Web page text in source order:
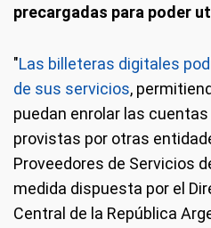
precargadas para poder
"Las billeteras digitales
de sus servicios,
puedan enrolar las
provistas por otras
Proveedores de Servicios
medida dispuesta por el
Central de la República